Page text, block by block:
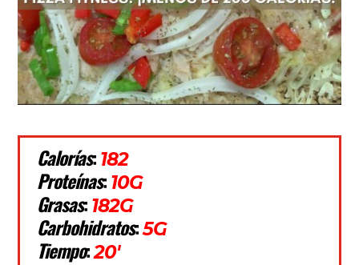
Calorías: 182
Proteínas: 10G
Grasas: 182G
Carbohidratos:5G
Tiempo:20′